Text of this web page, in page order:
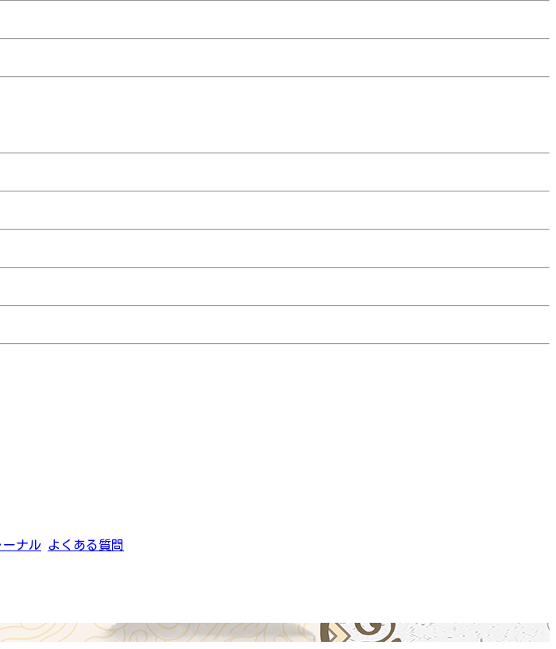
ーナル よくある質問